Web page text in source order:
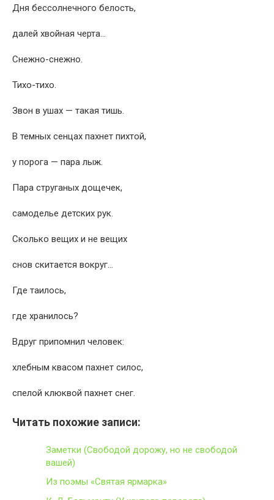
Дня бессолнечного белость,
далей хвойная черта…
Снежно-снежно.
Тихо-тихо.
Звон в ушах — такая тишь.
В темных сенцах пахнет пихтой,
у порога — пара лыж.
Пара струганых дощечек,
самоделье детских рук.
Сколько вещих и не вещих
снов скитается вокруг…
Где таилось,
где хранилось?
Вдруг припомнил человек:
хлебным квасом пахнет силос,
спелой клюквой пахнет снег.
Читать похожие записи:
Заметки (Свободой дорожу, но не свободой
вашей)
Из поэмы «Святая ярмарка»